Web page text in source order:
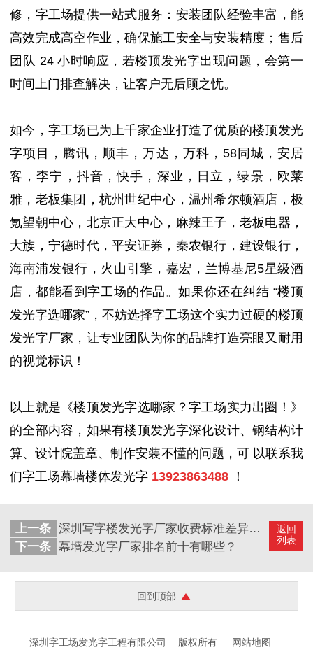
修，字工场提供一站式服务：安装团队经验丰富，能
高效完成高空作业，确保施工安全与安装精度；售后
团队 24 小时响应，若楼顶发光字出现问题，会第一
时间上门排查解决，让客户无后顾之忧。
如今，字工场已为上千家企业打造了优质的楼顶发光
字项目，腾讯，顺丰，万达，万科，58同城，安居
客，李宁，抖音，快手，深业，日立，绿景，欧莱
雅，老板集团，杭州世纪中心，温州希尔顿酒店，极
氪望朝中心，北京正大中心，麻辣王子，老板电器，
大族，宁德时代，平安证券，秦农银行，建设银行，
海南浦发银行，火山引擎，嘉宏，兰博基尼5星级酒
店，都能看到字工场的作品。如果你还在纠结 “楼顶
发光字选哪家”，不妨选择字工场这个实力过硬的楼顶
发光字厂家，让专业团队为你的品牌打造亮眼又耐用
的视觉标识！
以上就是《楼顶发光字选哪家？字工场实力出圈！》
的全部内容，如果有楼顶发光字深化设计、钢结构计
算、设计院盖章、制作安装不懂的问题 ， 可 以联系我
们字工场幕墙楼体发光字 13923863488 ！
返回
列表
上一条 深圳写字楼发光字厂家收费标准差异大吗？
下一条 幕墙发光字厂家排名前十有哪些？
回到顶部
深圳字工场发光字工程有限公司 版权所有 网站地图